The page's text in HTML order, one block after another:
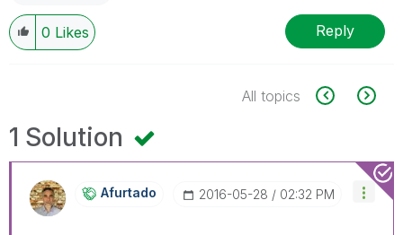
0 Likes Reply
All topics
1 Solution
Afurtado ‎2016-05-28 02:32 PM